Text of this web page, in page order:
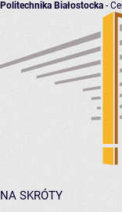
Politechnika Białostocka -
NA SKRÓTY